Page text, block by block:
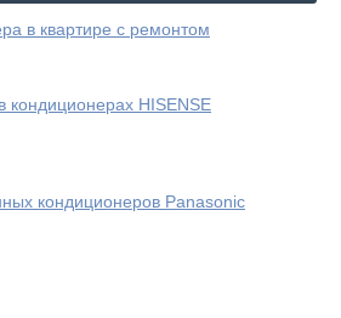
в квартире с ремонтом
кондиционерах HISENSE
кондиционеров Panasonic